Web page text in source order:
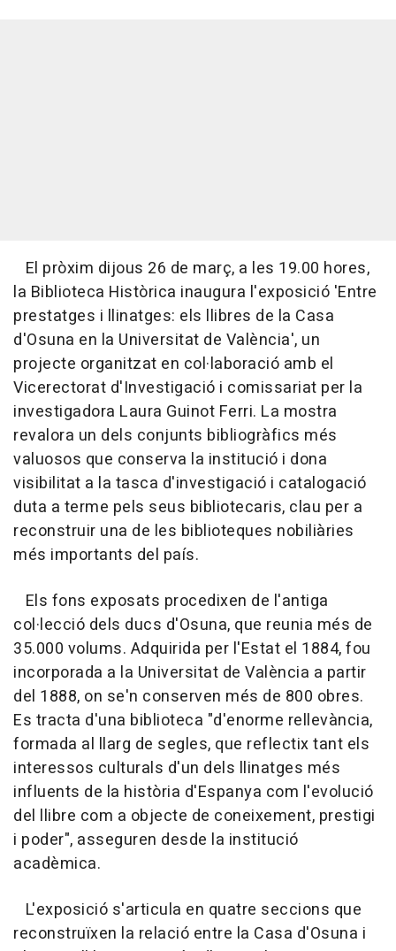
El pròxim dijous 26 de març, a les 19.00 hores,
la Biblioteca Històrica inaugura l'exposició 'Entre
prestatges i llinatges: els llibres de la Casa
d'Osuna en la Universitat de València', un
projecte organitzat en col·laboració amb el
Vicerectorat d'Investigació i comissariat per la
investigadora Laura Guinot Ferri. La mostra
revalora un dels conjunts bibliogràfics més
valuosos que conserva la institució i dona
visibilitat a la tasca d'investigació i catalogació
duta a terme pels seus bibliotecaris, clau per a
reconstruir una de les biblioteques nobiliàries
més importants del país.
Els fons exposats procedixen de l'antiga
col·lecció dels ducs d'Osuna, que reunia més de
35.000 volums. Adquirida per l'Estat el 1884, fou
incorporada a la Universitat de València a partir
del 1888, on se'n conserven més de 800 obres.
Es tracta d'una biblioteca "d'enorme rellevància,
formada al llarg de segles, que reflectix tant els
interessos culturals d'un dels llinatges més
influents de la història d'Espanya com l'evolució
del llibre com a objecte de coneixement, prestigi
i poder", asseguren desde la institució
acadèmica.
L'exposició s'articula en quatre seccions que
reconstruïxen la relació entre la Casa d'Osuna i